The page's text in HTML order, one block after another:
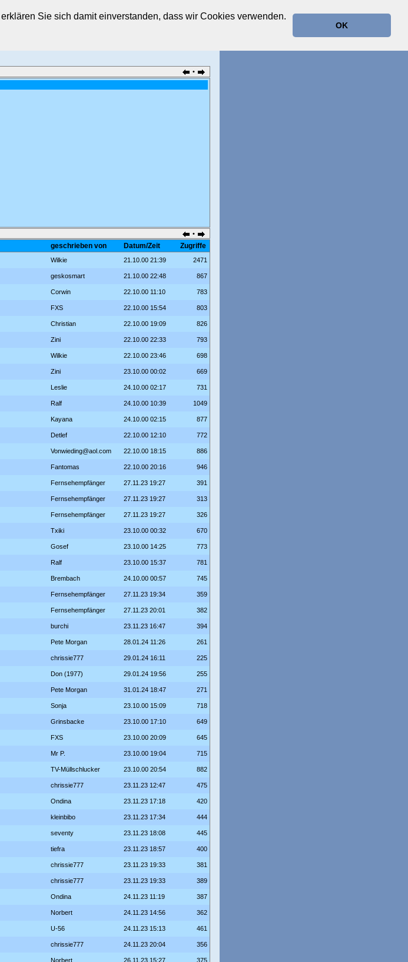
Sie sich damit einverstanden, dass wir Cookies verwenden.
OK
•
•
geschrieben von Datum/Zeit Zugriffe
Wilkie 21.10.00 21:39 2471
geskosmart 21.10.00 22:48 867
Corwin 22.10.00 11:10 783
FXS 22.10.00 15:54 803
Christian 22.10.00 19:09 826
Zini 22.10.00 22:33 793
Wilkie 22.10.00 23:46 698
Zini 23.10.00 00:02 669
Leslie 24.10.00 02:17 731
Ralf 24.10.00 10:39 1049
Kayana 24.10.00 02:15 877
Detlef 22.10.00 12:10 772
Vonwieding@aol.com 22.10.00 18:15 886
Fantomas 22.10.00 20:16 946
Fernsehempfänger 27.11.23 19:27 391
Fernsehempfänger 27.11.23 19:27 313
Fernsehempfänger 27.11.23 19:27 326
Txiki 23.10.00 00:32 670
Gosef 23.10.00 14:25 773
Ralf 23.10.00 15:37 781
Brembach 24.10.00 00:57 745
Fernsehempfänger 27.11.23 19:34 359
Fernsehempfänger 27.11.23 20:01 382
burchi 23.11.23 16:47 394
Pete Morgan 28.01.24 11:26 261
chrissie777 29.01.24 16:11 225
Don (1977) 29.01.24 19:56 255
Pete Morgan 31.01.24 18:47 271
Sonja 23.10.00 15:09 718
Grinsbacke 23.10.00 17:10 649
FXS 23.10.00 20:09 645
Mr P. 23.10.00 19:04 715
TV-Müllschlucker 23.10.00 20:54 882
chrissie777 23.11.23 12:47 475
Ondina 23.11.23 17:18 420
kleinbibo 23.11.23 17:34 444
seventy 23.11.23 18:08 445
tiefra 23.11.23 18:57 400
chrissie777 23.11.23 19:33 381
chrissie777 23.11.23 19:33 389
Ondina 24.11.23 11:19 387
Norbert 24.11.23 14:56 362
U-56 24.11.23 15:13 461
chrissie777 24.11.23 20:04 356
Norbert 26.11.23 15:27 375